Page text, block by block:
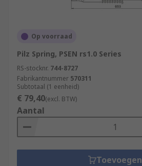
Op voorraad
Pilz Spring, PSEN rs1.0 Series
RS-stocknr. 744-8727
Fabrikantnummer 570311
Subtotaal (1 eenheid)
€ 79,40(excl. BTW)
Aantal
Toevoegen